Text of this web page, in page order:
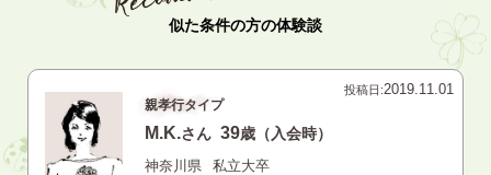
似た条件の方の体験談
投稿日:2019.11.01
親孝行タイプ
M.K.さん 39歳（入会時）
神奈川県
私立大卒